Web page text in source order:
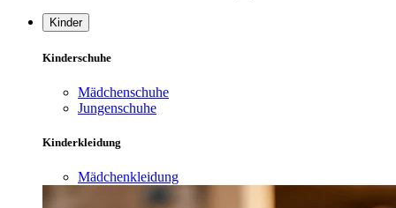
Kinder
Kinderschuhe
Mädchenschuhe
Jungenschuhe
Kinderkleidung
Mädchenkleidung